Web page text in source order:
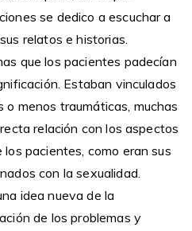
se dedico a escuchar a
relatos e historias.
que los pacientes padecían
Estaban vinculados
menos traumáticas, muchas
relación con los aspectos
pacientes, como eran sus
con la sexualidad.
idea nueva de la
de los problemas y